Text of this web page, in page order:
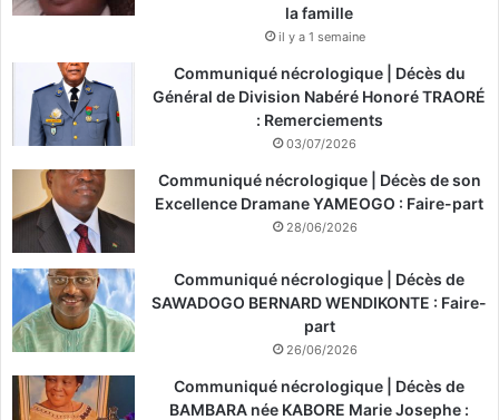
la famille
il y a 1 semaine
Communiqué nécrologique | Décès du
Général de Division Nabéré Honoré TRAORÉ
: Remerciements
03/07/2026
Communiqué nécrologique | Décès de son
Excellence Dramane YAMEOGO : Faire-part
28/06/2026
Communiqué nécrologique | Décès de
SAWADOGO BERNARD WENDIKONTE : Faire-
part
26/06/2026
Communiqué nécrologique | Décès de
BAMBARA née KABORE Marie Josephe :